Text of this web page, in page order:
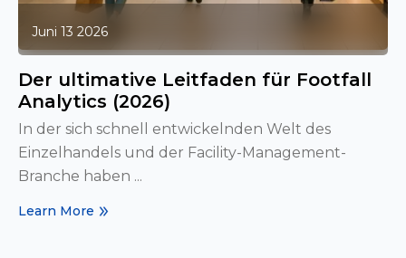
Juni 13 2026
Der ultimative Leitfaden für Footfall
Analytics (2026)
In der sich schnell entwickelnden Welt des
Einzelhandels und der Facility-Management-
Branche haben ...
Learn More